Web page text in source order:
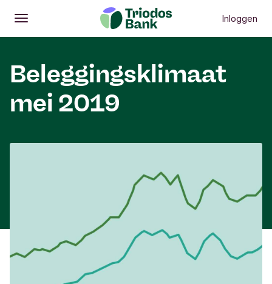
Openen
Hoofdmenu Inloggen
Beleggingsklimaat
mei 2019